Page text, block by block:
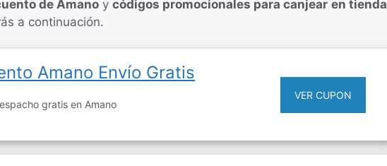
de Amano y códigos promocionales para canjear en tienda
a continuación.
Amano Envío Gratis
gratis en Amano
VER CUPON